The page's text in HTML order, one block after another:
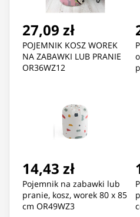
27,09 zł
POJEMNIK KOSZ WOREK
NA ZABAWKI LUB PRANIE
OR36WZ12
14,43 zł
Pojemnik na zabawki lub
pranie, kosz, worek 80 x 85
cm OR49WZ3